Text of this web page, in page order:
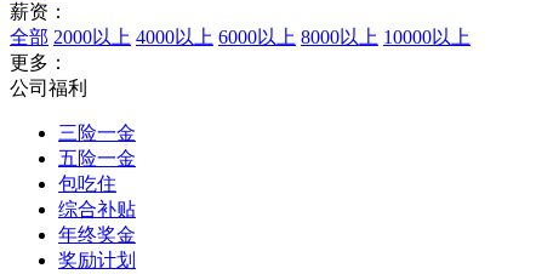
薪资：
全部 2000以上 4000以上 6000以上 8000以上 10000以上
更多：
公司福利
三险一金
五险一金
包吃住
综合补贴
年终奖金
奖励计划